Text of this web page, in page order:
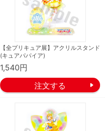
【全プリキュア展】アクリルスタンド
(キュアパパイア)
1,540円